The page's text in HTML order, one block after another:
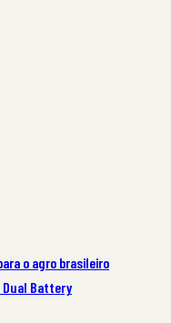
o agro brasileiro
Dual Battery